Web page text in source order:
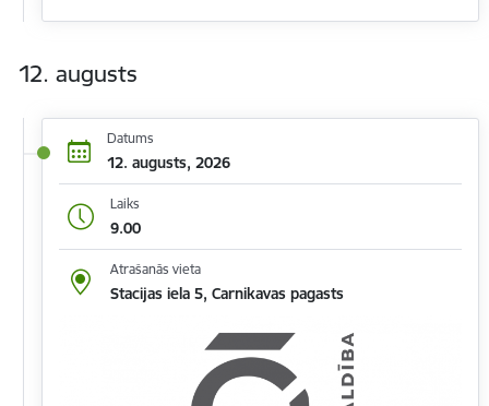
12. augusts
Datums
12. augusts, 2026
Laiks
9.00
Atrašanās vieta
Stacijas iela 5, Carnikavas pagasts